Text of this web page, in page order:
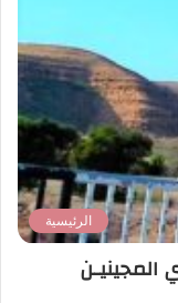
الرئيسية